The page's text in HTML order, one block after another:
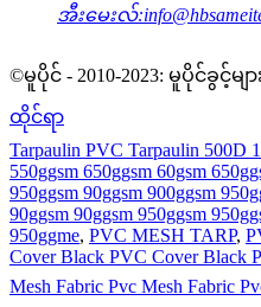
အီးမေးလ်:
©မူပိုင် - 2010-2023: မူပိုင်ခွ
ထိုင်ရာ
Tarpaulin PVC Tarpaulin 500D
550ggsm 650ggsm 60gsm
950ggsm 90ggsm 900ggsm
90ggsm 90ggsm 950ggsm
950ggme, PVC MESH TARP,
Cover Black PVC Cover Black
Mesh Fabric Pvc Mesh Fabric